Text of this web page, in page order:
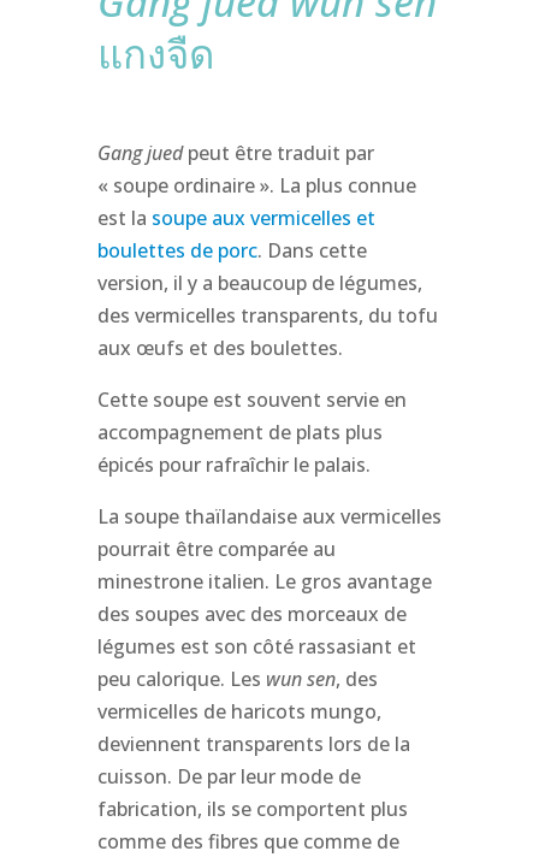
แกงจืด
Gang juedpeut être traduit par
« soupe ordinaire ». La plus connue
est la soupe aux vermicelles et
boulettes de porc. Dans cette
version, il y a beaucoup de légumes,
des vermicelles transparents, du tofu
aux œufs et des boulettes.
Cette soupe est souvent servie en
accompagnement de plats plus
épicés pour rafraîchir le palais.
La soupe thaïlandaise aux vermicelles
pourrait être comparée au
minestrone italien. Le gros avantage
des soupes avec des morceaux de
légumes est son côté rassasiant et
peu calorique. Les wun sen, des
vermicelles de haricots mungo,
deviennent transparents lors de la
cuisson. De par leur mode de
fabrication, ils se comportent plus
comme des fibres que comme de